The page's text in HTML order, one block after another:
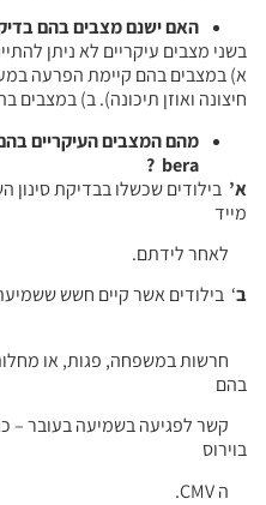
האם ישנם מצבים בהם
א) במצבים בהם קיימת הפרעה
חיצונה ואוזן תיכונה). ב) במצבים
מהם המצבים העיקריים
bera
?
א’ בילודים שכשלו בבדיקת
מייד
לאחר לידתם.
ב‘ בילודים אשר קיים חשש
חרשות במשפחה, פגות, או
בהם
קשר לפגיעה בשמיעה בעובר –
בוירוס
ה CMV.